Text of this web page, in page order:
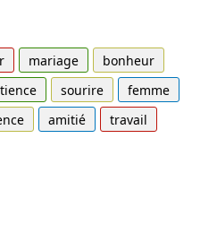
mariage
bonheur
sourire
femme
amitié
travail